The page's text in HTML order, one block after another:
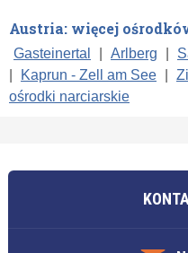
Austria: więcej
Gasteinertal Arlberg
Kaprun - Zell am See
ośrodki narciarskie